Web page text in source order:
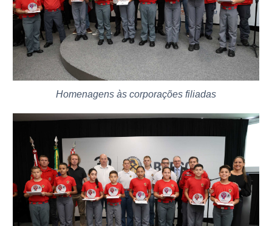
Homenagens às corporações filiadas